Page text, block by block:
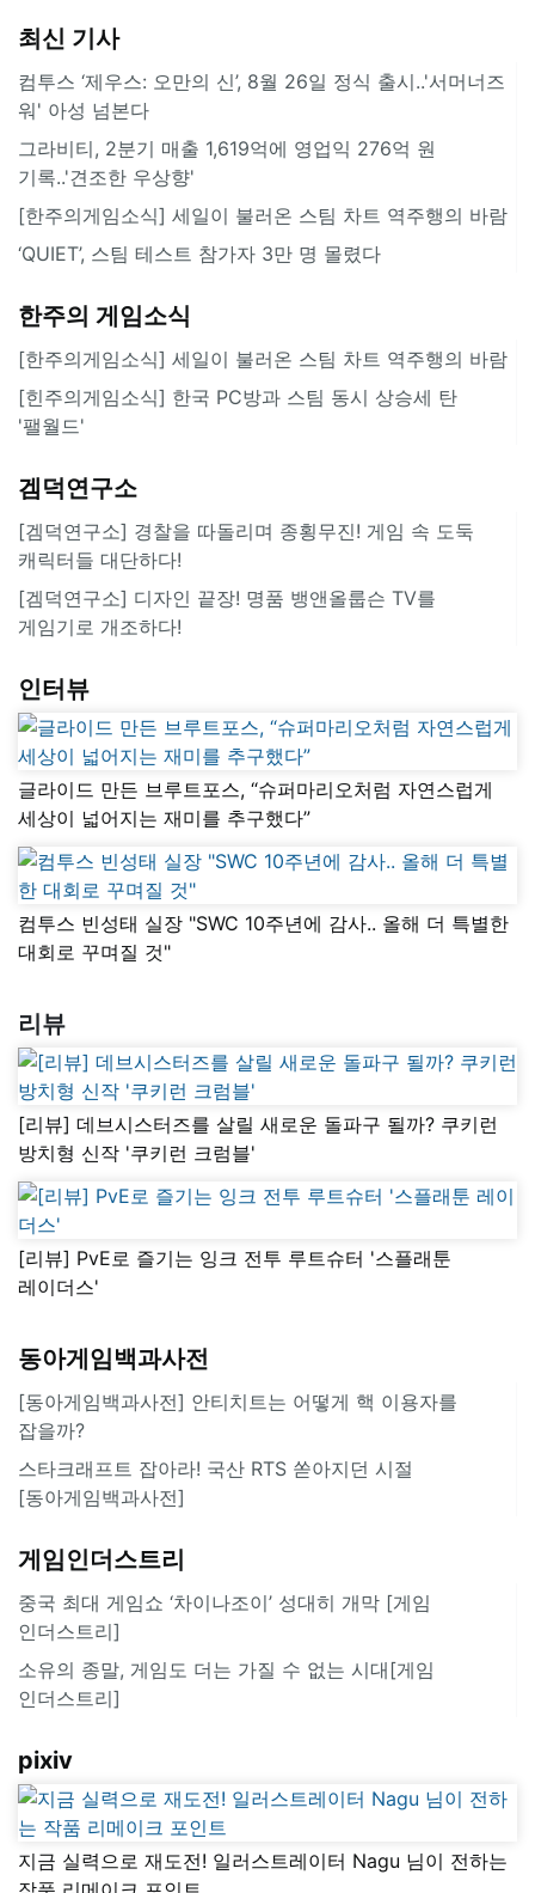
최신 기사
컴투스 ‘제우스: 오만의 신’, 8월 26일 정식 출시..'서머너즈
워' 아성 넘본다
그라비티, 2분기 매출 1,619억에 영업익 276억 원
기록..'견조한 우상향'
[한주의게임소식] 세일이 불러온 스팀 차트 역주행의 바람
‘QUIET’, 스팀 테스트 참가자 3만 명 몰렸다
한주의 게임소식
[한주의게임소식] 세일이 불러온 스팀 차트 역주행의 바람
[힌주의게임소식] 한국 PC방과 스팀 동시 상승세 탄
'팰월드'
겜덕연구소
[겜덕연구소] 경찰을 따돌리며 종횡무진! 게임 속 도둑
캐릭터들 대단하다!
[겜덕연구소] 디자인 끝장! 명품 뱅앤올룹슨 TV를
게임기로 개조하다!
인터뷰
글라이드 만든 브루트포스, “슈퍼마리오처럼 자연스럽게
세상이 넓어지는 재미를 추구했다”
컴투스 빈성태 실장 "SWC 10주년에 감사.. 올해 더 특별한
대회로 꾸며질 것"
리뷰
[리뷰] 데브시스터즈를 살릴 새로운 돌파구 될까? 쿠키런
방치형 신작 '쿠키런 크럼블'
[리뷰] PvE로 즐기는 잉크 전투 루트슈터 '스플래툰
레이더스'
동아게임백과사전
[동아게임백과사전] 안티치트는 어떻게 핵 이용자를
잡을까?
스타크래프트 잡아라! 국산 RTS 쏟아지던 시절
[동아게임백과사전]
게임인더스트리
중국 최대 게임쇼 ‘차이나조이’ 성대히 개막 [게임
인더스트리]
소유의 종말, 게임도 더는 가질 수 없는 시대[게임
인더스트리]
pixiv
지금 실력으로 재도전! 일러스트레이터 Nagu 님이 전하는